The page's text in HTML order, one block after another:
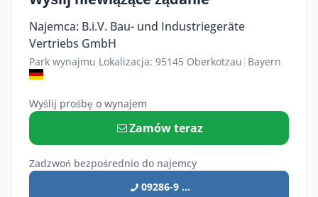
Najemca: B.i.V. Bau- und Industriegeräte
Vertriebs GmbH
Park wynajmu Lokalizacja: 95145 Oberkotzau | Bayern
Wyślij prośbę o wynajem
Zamów teraz
Zadzwoń bezpośrednio do najemcy
09286-9 ...